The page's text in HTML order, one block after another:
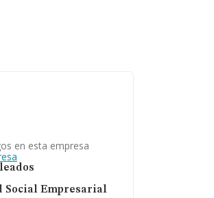
en esta empresa
Social Empresarial